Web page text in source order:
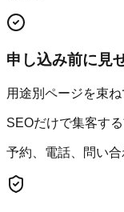
申し込み前に見
用途別ページを束
SEOだけで集客す
予約、電話、問い